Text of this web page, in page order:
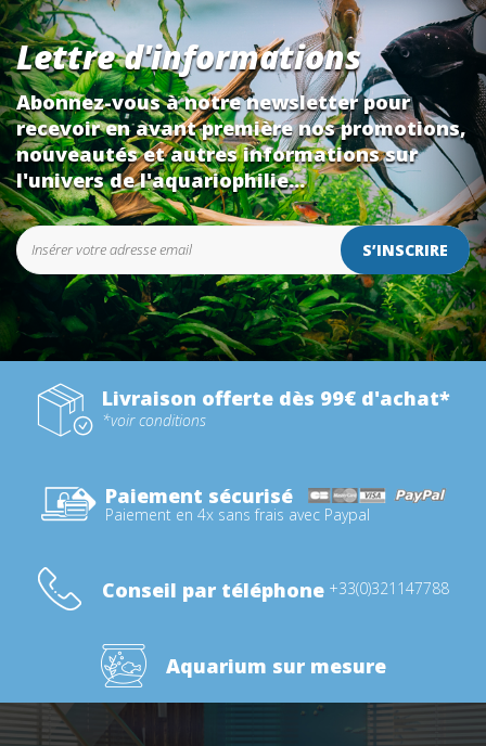
Lettre d'informations
Abonnez-vous à notre newsletter pour
recevoir en avant première nos promotions,
nouveautés et autres informations sur
l'univers de l'aquariophilie...
S’INSCRIRE
Livraison offerte dès 99€ d'achat*
*voir conditions
Paiement sécurisé
Paiement en 4x sans frais avec Paypal
Conseil par téléphone +33(0)321147788
Aquarium sur mesure